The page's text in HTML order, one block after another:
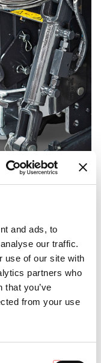
and ads, to
our traffic.
use of our site with
partners who
that you’ve
from your use
punkt